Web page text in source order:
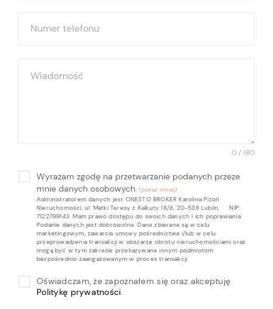
Numer telefonu
Wiadomość
0 / 180
Wyrażam zgodę na przetwarzanie podanych przeze
mnie danych osobowych.
Administratorem danych jest ONESTO BROKER Karolina Pizoń
Nieruchomości, ul. Matki Teresy z Kalkuty 18/8, 20-538 Lublin, NIP:
7122799143. Mam prawo dostępu do swoich danych i ich poprawiania.
Podanie danych jest dobrowolne. Dane zbierane są w celu
marketingowym, zawarcia umowy pośrednictwa i/lub w celu
przeprowadzenia transakcji w obszarze obrotu nieruchomościami oraz
mogą być w tym zakresie przekazywane innym podmiotom
bezpośrednio zaangażowanym w proces transakcji.
Oświadczam, że zapoznałem się oraz akceptuję
Politykę prywatności